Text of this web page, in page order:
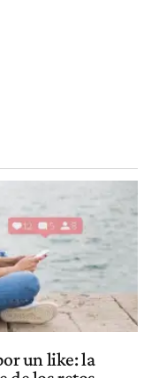
un like: la